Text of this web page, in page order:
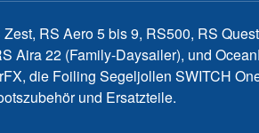
RS Aero 5 bis 9, RS500, RS
22 (Family-Daysailer), und
die Foiling Segeljollen SWITCH
und Ersatzteile.